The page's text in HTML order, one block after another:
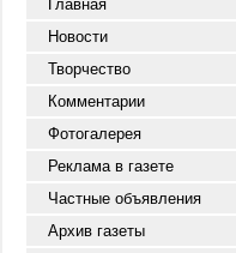
Главная
Новости
Творчество
Комментарии
Фотогалерея
Реклама в газете
Частные объявления
Архив газеты